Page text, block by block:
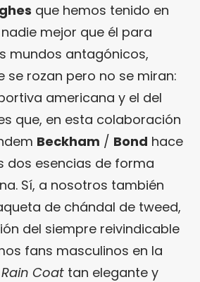
que hemos tenido en
mejor que él para
mundos antagónicos,
se rozan pero no se miran:
americana y el del
que, en esta colaboración
Beckham / Bond hace
dos esencias de forma
Sí, a nosotros también
de chándal de tweed,
del siempre reivindicable
fans masculinos en la
Rain Coat tan elegante y